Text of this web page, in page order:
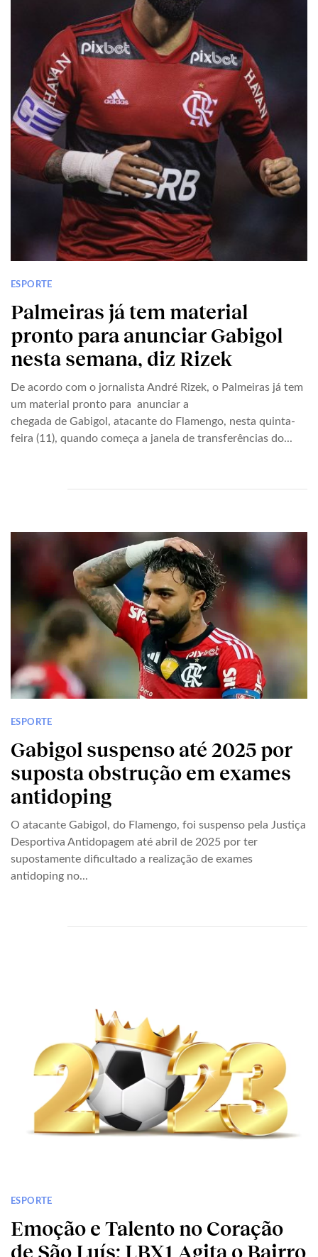
ESPORTE
Palmeiras já tem material
pronto para anunciar Gabigol
nesta semana, diz Rizek
De acordo com o jornalista André Rizek, o Palmeiras já tem
um material pronto para anunciar a
chegada de Gabigol, atacante do Flamengo, nesta quinta-
feira (11), quando começa a janela de transferências do...
ESPORTE
Gabigol suspenso até 2025 por
suposta obstrução em exames
antidoping
O atacante Gabigol, do Flamengo, foi suspenso pela Justiça
Desportiva Antidopagem até abril de 2025 por ter
supostamente dificultado a realização de exames
antidoping no...
ESPORTE
Emoção e Talento no Coração
de São Luís: LBX1 Agita o Bairro